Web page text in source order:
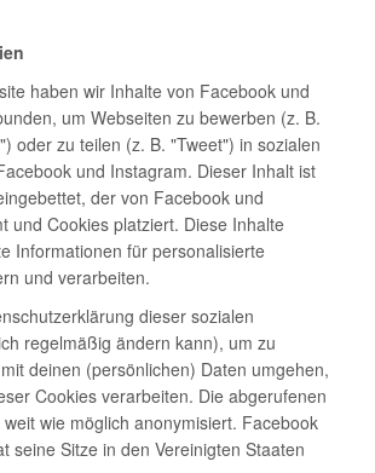
haben wir Inhalte von Facebook und
um Webseiten zu bewerben (z. B.
oder zu teilen (z. B. "Tweet") in sozialen
und Instagram. Dieser Inhalt ist
der von Facebook und
und Cookies platziert. Diese Inhalte
Informationen für personalisierte
und verarbeiten.
dieser sozialen
regelmäßig ändern kann), um zu
deinen (persönlichen) Daten umgehen,
Cookies verarbeiten. Die abgerufenen
wie möglich anonymisiert. Facebook
seine Sitze in den Vereinigten Staaten